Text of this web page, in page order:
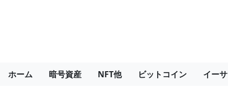
ホーム 暗号資産 NFT他 ビットコイン イー